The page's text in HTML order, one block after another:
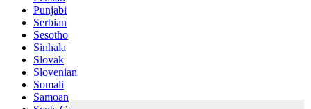
Punjabi
Serbian
Sesotho
Sinhala
Slovak
Slovenian
Somali
Samoan